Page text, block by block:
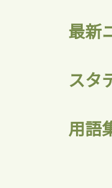
最新
スタ
用語